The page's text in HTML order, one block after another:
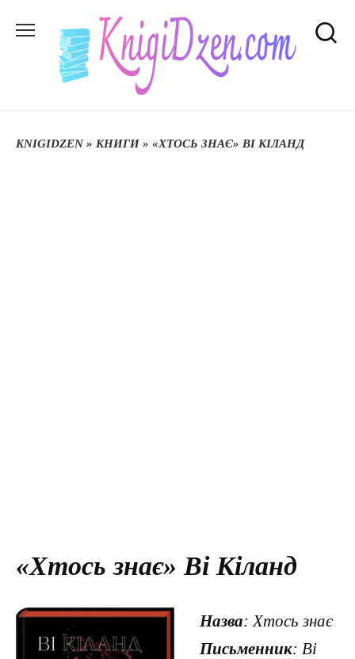
до
KNIGIDZEN» КНИГИ » «ХТОСЬ ЗНАЄ» ВІ КІЛАНД
«Хтось знає» Ві Кіланд
Назва: Хтось знає
Письменник: Ві